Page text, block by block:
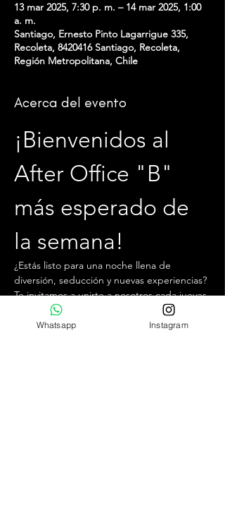
13 mar 2025, 7:30 p. m. – 14 mar 2025, 1:00
a. m.
Santiago, Ernesto Pinto Lagarrigue 335,
Recoleta, 8420416 Santiago, Recoleta,
Región Metropolitana, Chile
Acerca del evento
¡Bienvenidos al
After Office "B"
más esperado de
la semana!
¿Estás listo para una noche llena de
diversión, seducción y nuevas experiencias?
Te invitamos a unirte a nosotros cada jueves
por la tarde, desde las 19:30 hrs hasta la
1:00 hrs, en el mejor club swinger y liberal
Whatsapp Instagram